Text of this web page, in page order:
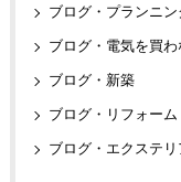
ブログ・プランニン
ブログ・電気を買わ
ブログ・新築
ブログ・リフォーム
ブログ・エクステリ